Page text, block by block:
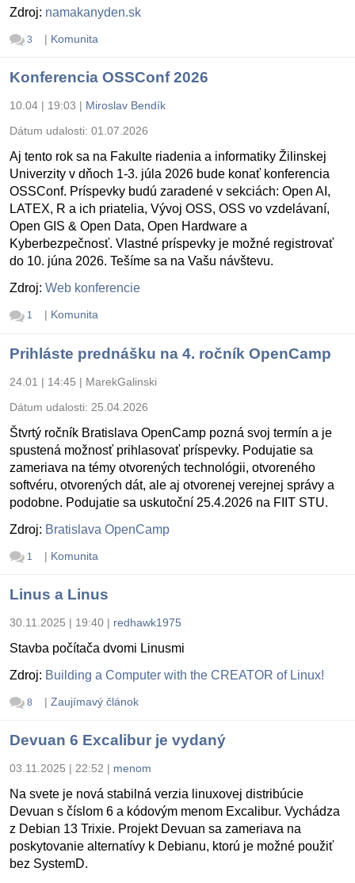
Zdroj: namakanyden.sk
3 | Komunita
Konferencia OSSConf 2026
10.04 | 19:03 | Miroslav Bendík
Dátum udalosti: 01.07.2026
Aj tento rok sa na Fakulte riadenia a informatiky Žilinskej
Univerzity v dňoch 1-3. júla 2026 bude konať konferencia
OSSConf. Príspevky budú zaradené v sekciách: Open AI,
LATEX, R a ich priatelia, Vývoj OSS, OSS vo vzdelávaní,
Open GIS & Open Data, Open Hardware a
Kyberbezpečnosť. Vlastné príspevky je možné registrovať
do 10. júna 2026. Tešíme sa na Vašu návštevu.
Zdroj: Web konferencie
1 | Komunita
Prihláste prednášku na 4. ročník OpenCamp
24.01 | 14:45 | MarekGalinski
Dátum udalosti: 25.04.2026
Štvrtý ročník Bratislava OpenCamp pozná svoj termín a je
spustená možnosť prihlasovať príspevky. Podujatie sa
zameriava na témy otvorených technológii, otvoreného
softvéru, otvorených dát, ale aj otvorenej verejnej správy a
podobne. Podujatie sa uskutoční 25.4.2026 na FIIT STU.
Zdroj: Bratislava OpenCamp
1 | Komunita
Linus a Linus
30.11.2025 | 19:40 | redhawk1975
Stavba počítača dvomi Linusmi
Zdroj: Building a Computer with the CREATOR of Linux!
8 | Zaujímavý článok
Devuan 6 Excalibur je vydaný
03.11.2025 | 22:52 | menom
Na svete je nová stabilná verzia linuxovej distribúcie
Devuan s číslom 6 a kódovým menom Excalibur. Vychádza
z Debian 13 Trixie. Projekt Devuan sa zameriava na
poskytovanie alternatívy k Debianu, ktorú je možné použiť
bez SystemD.